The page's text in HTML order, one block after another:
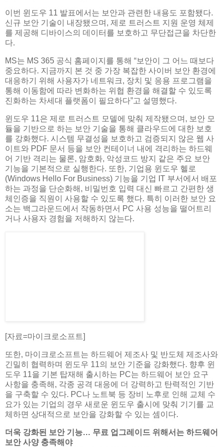
이번 윈도우 11 발표에서는 보안과 관련한 내용도 포함됐다.
신규 보안 기술이 내장됐으며, 제로 트러스트 지원 운영 체제
를 제공해 디바이스의 데이터를 보호하고 무단접근을 차단한
다.
MS는 MS 365 공식 홈페이지를 통해 “보안이 그 어느 때보다
중요하다. 지금까지 본 것 중 가장 복잡한 사이버 보안 환경에
대응하기 위해 사용자가 네트워크, 장치 및 응용 프로그램을
통해 이동함에 따라 변화하는 위협 환경을 해결할 수 있도록
진화하는 차세대 플랫폼이 필요하다”고 설명했다.
윈도우 11은 제로 트러스트 모델에 맞춰 제작됐으며, 보안 모
듈을 기반으로 하는 보안 기술을 통해 클라우드에 대한 보호
를 강화했다. 시스템 무결성을 보호하고 검증되지 않은 웹 사
이트와 PDF 문서 등을 보안 컨테이너 내에 격리하는 하드웨
어 기반 격리는 물론, 암호화, 악성코드 방지 같은 주요 보안
기능을 기본적으로 실행한다. 또한, 기업용 윈도우 헬로
(Windows Hello For Business) 기능을 기업 IT 부서에서 배포
하는 과정을 단순화해, 비밀번호 입력 대신 빠르고 간편한 생
체인증을 직원이 사용할 수 있도록 했다. 특히 이러한 보안 요
소는 백그라운드에서 작동하면서 PC 사용 성능을 떨어트리
거나 사용자 경험을 저해하지 않는다.
[자료=마이크로소프트]
또한, 마이크로소프트는 하드웨어 제조사 및 반도체 제조사와
긴밀히 협력하며 윈도우 11의 보안 기준을 강화했다. 향후 윈
도우 11을 기본 탑재해 출시하는 PC는 하드웨어 보안 요구
사항을 충족해, 각종 공격 대응에 더 강력하고 탄력적인 기반
을 구축할 수 있다. PC나 노트북 등 장비 노후로 인해 교체 수
요가 있는 기업의 경우 새로운 윈도우 출시에 맞춰 기기를 교
체하면 상대적으로 보안을 강화할 수 있는 셈이다.
더욱 강화된 보안 기능… 무료 업그레이드 위해서는 하드웨어
보안 사양 충족해야